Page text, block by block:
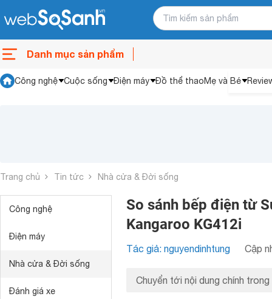
Danh mục sản phẩm
Công nghệ Cuộc sống Điện máy Đồ thể thaoMẹ và Bé
Trang chủ Tin tức Nhà cửa & Đời sống
Công nghệ
Điện máy
Nhà cửa & Đời sống
Đánh giá xe
So sánh bếp điện từ
Kangaroo KG412i
Tác giả: nguyendinhtung Cập
Chuyển tới nội dung chính trong